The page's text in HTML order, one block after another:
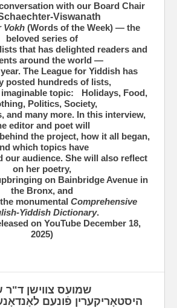
with our Board Chair
Viswanath
Vokh (Words of the Week) — the
beloved series of
that has delighted readers and
around the world —
The League for Yiddish has
posted hundreds of lists,
topic: Holidays, Food,
Politics, Society,
and many more. In this interview,
editor and poet will
the project, how it all began,
which topics have
our audience. She will also reflect
on her poetry,
on Bainbridge Avenue in
the Bronx, and
monumental Comprehensive
Yiddish Dictionary.
on YouTube December 18,
2025)
שמועס צווישן ד"ר
היסטאָריקערין פֿונעם